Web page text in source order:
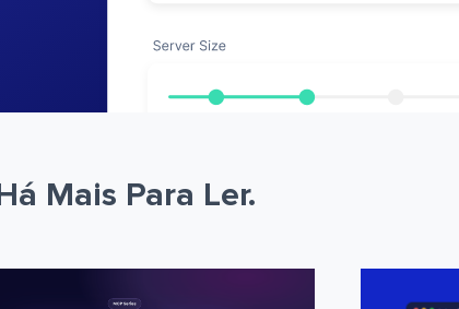
Há Mais Para Ler.